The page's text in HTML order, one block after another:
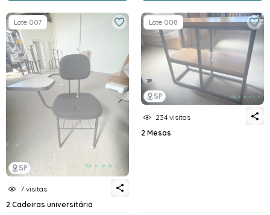
SP
Lote 007
7 visitas
2 Cadeiras universitária
SP
Lote 008
234 visitas
2 Mesas